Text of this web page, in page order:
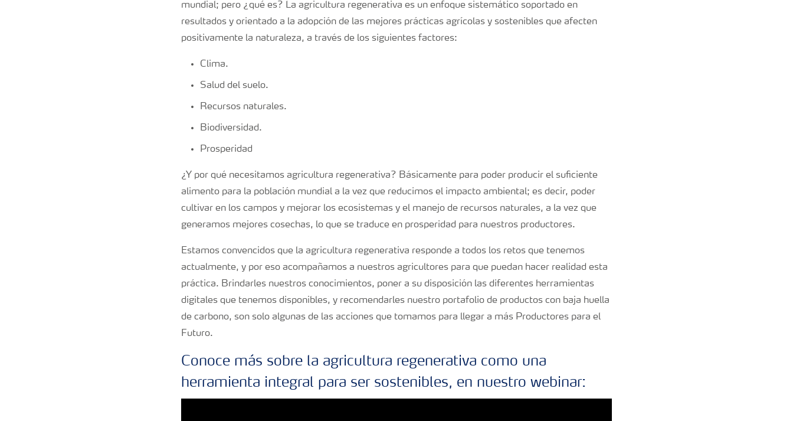
mundial; pero ¿qué es? La agricultura regenerativa es un enfoque sistemático soportado en
resultados y orientado a la adopción de las mejores prácticas agrícolas y sostenibles que afecten
positivamente la naturaleza, a través de los siguientes factores:
Clima.
Salud del suelo.
Recursos naturales.
Biodiversidad.
Prosperidad
¿Y por qué necesitamos agricultura regenerativa? Básicamente para poder producir el suficiente
alimento para la población mundial a la vez que reducimos el impacto ambiental; es decir, poder
cultivar en los campos y mejorar los ecosistemas y el manejo de recursos naturales, a la vez que
generamos mejores cosechas, lo que se traduce en prosperidad para nuestros productores.
Estamos convencidos que la agricultura regenerativa responde a todos los retos que tenemos
actualmente, y por eso acompañamos a nuestros agricultores para que puedan hacer realidad esta
práctica. Brindarles nuestros conocimientos, poner a su disposición las diferentes herramientas
digitales que tenemos disponibles, y recomendarles nuestro portafolio de productos con baja huella
de carbono, son solo algunas de las acciones que tomamos para llegar a más Productores para el
Futuro.
Conoce más sobre la agricultura regenerativa como una
herramienta integral para ser sostenibles, en nuestro webinar: